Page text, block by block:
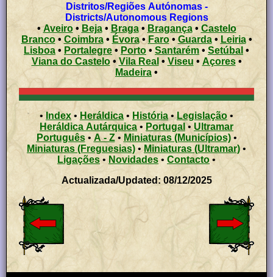
Distritos/Regiões Autónomas -
Districts/Autonomous Regions
•Aveiro• Beja• Braga• Bragança• Castelo
Branco•Coimbra• Évora•Faro• Guarda• Leiria•
Lisboa • Portalegre • Porto • Santarém • Setúbal •
Viana do Castelo•Vila Real • Viseu • Açores •
Madeira •
• Index • Heráldica • História •Legislação •
Heráldica Autárquica • Portugal • Ultramar
Português• A - Z• Miniaturas (Municípios)•
Miniaturas (Freguesias)• Miniaturas (Ultramar)•
Ligações• Novidades •Contacto •
Actualizada/Updated: 08/12/2025